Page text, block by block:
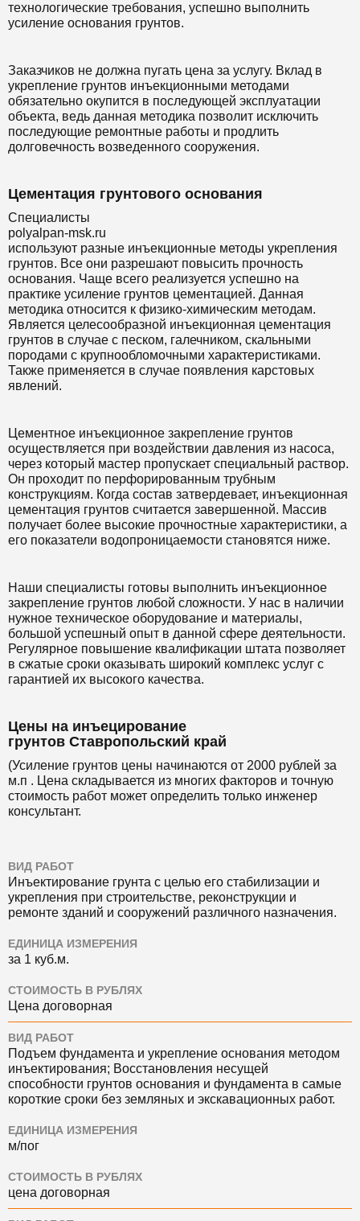
технологические требования, успешно выполнить
усиление основания грунтов.
Заказчиков не должна пугать цена за услугу. Вклад в
укрепление грунтов инъекционными методами
обязательно окупится в последующей эксплуатации
объекта, ведь данная методика позволит исключить
последующие ремонтные работы и продлить
долговечность возведенного сооружения.
Цементация грунтового основания
Специалисты
polyalpan-msk.ru
используют разные инъекционные методы укрепления
грунтов. Все они разрешают повысить прочность
основания. Чаще всего реализуется успешно на
практике усиление грунтов цементацией. Данная
методика относится к физико-химическим методам.
Является целесообразной инъекционная цементация
грунтов в случае с песком, галечником, скальными
породами с крупнообломочными характеристиками.
Также применяется в случае появления карстовых
явлений.
Цементное инъекционное закрепление грунтов
осуществляется при воздействии давления из насоса,
через который мастер пропускает специальный раствор.
Он проходит по перфорированным трубным
конструкциям. Когда состав затвердевает, инъекционная
цементация грунтов считается завершенной. Массив
получает более высокие прочностные характеристики, а
его показатели водопроницаемости становятся ниже.
Наши специалисты готовы выполнить инъекционное
закрепление грунтов любой сложности. У нас в наличии
нужное техническое оборудование и материалы,
большой успешный опыт в данной сфере деятельности.
Регулярное повышение квалификации штата позволяет
в сжатые сроки оказывать широкий комплекс услуг с
гарантией их высокого качества.
Цены на инъецирование
грунтов Ставропольский край
(Усиление грунтов цены начинаются от 2000 рублей за
м.п . Цена складывается из многих факторов и точную
стоимость работ может определить только инженер
консультант.
ВИД РАБОТ
Инъектирование грунта с целью его стабилизации и
укрепления при строительстве, реконструкции и
ремонте зданий и сооружений различного назначения.
ЕДИНИЦА ИЗМЕРЕНИЯ
за 1 куб.м.
СТОИМОСТЬ В РУБЛЯХ
Цена договорная
ВИД РАБОТ
Подъем фундамента и укрепление основания методом
инъектирования; Восстановления несущей
способности грунтов основания и фундамента в самые
короткие сроки без земляных и экскавационных работ.
ЕДИНИЦА ИЗМЕРЕНИЯ
м/пог
СТОИМОСТЬ В РУБЛЯХ
цена договорная